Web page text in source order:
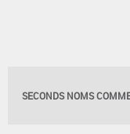
SECONDS NOMS